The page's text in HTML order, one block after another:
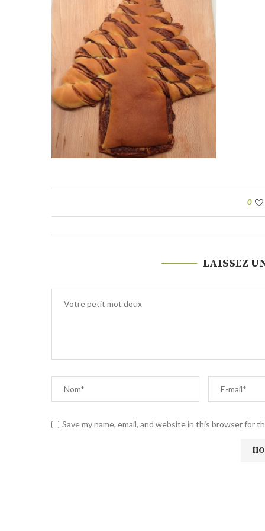
0
LAISSEZ
Save my name, email, and website in this browser for